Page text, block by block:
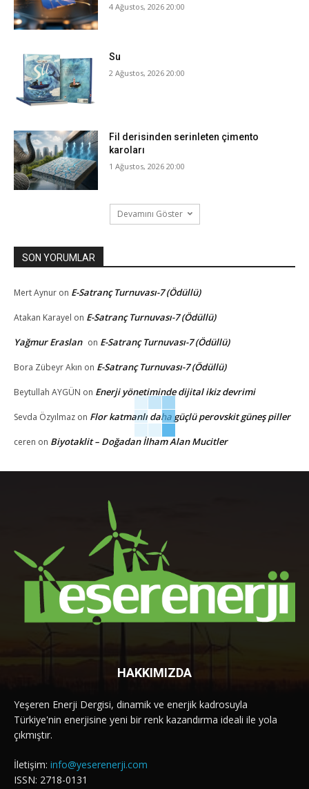
4 Ağustos, 2026 20:00
Su
2 Ağustos, 2026 20:00
Fil derisinden serinleten çimento
karoları
1 Ağustos, 2026 20:00
Devamını Göster
SON YORUMLAR
Mert Aynur on E-Satranç Turnuvası-7 (Ödüllü)
Atakan Karayel on E-Satranç Turnuvası-7 (Ödüllü)
Yağmur Eraslan on E-Satranç Turnuvası-7 (Ödüllü)
Bora Zübeyr Akın on E-Satranç Turnuvası-7 (Ödüllü)
Beytullah AYGÜN on Enerji yönetiminde dijital ikiz devrimi
Sevda Özyılmaz on Flor katmanlı daha güçlü perovskit güneş piller
ceren on Biyotaklit – Doğadan İlham Alan Mucitler
HAKKIMIZDA
Yeşeren Enerji Dergisi, dinamik ve enerjik kadrosuyla
Türkiye'nin enerjisine yeni bir renk kazandırma ideali ile yola
çıkmıştır.
İletişim: info@yeserenerji.com
ISSN: 2718-0131